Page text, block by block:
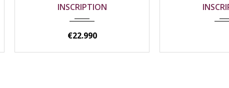
208000 km
INSCRIPTION
196500 km
INSCRIPTION